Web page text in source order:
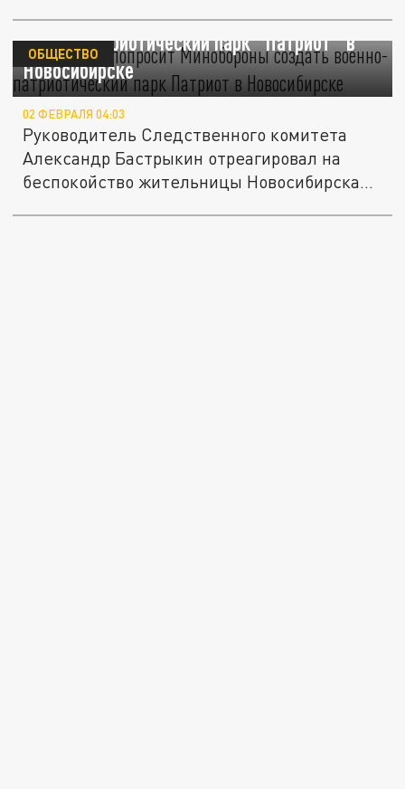
Бастрыкин попросит Минобороны создать
военно-патриотический парк "Патриот" в
Новосибирске
ОБЩЕСТВО
02 ФЕВРАЛЯ 04:03
Руководитель Следственного комитета
Александр Бастрыкин отреагировал на
беспокойство жительницы Новосибирска